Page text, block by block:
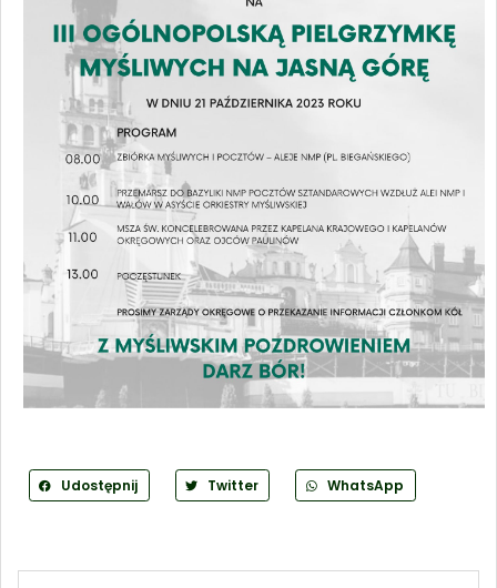
Udostępnij Twitter WhatsApp